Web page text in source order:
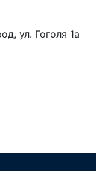
ул. Гоголя 1а